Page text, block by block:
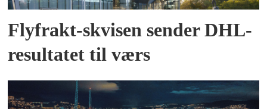
Flyfrakt-skvisen sender DHL-
resultatet til værs